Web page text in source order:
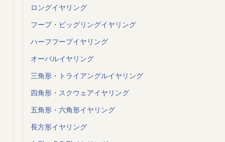
ロングイヤリング
フープ・ビッグリングイヤリング
ハーフフープイヤリング
オーバルイヤリング
三角形・トライアングルイヤリング
四角形・スクウェアイヤリング
五角形・六角形イヤリング
長方形イヤリング